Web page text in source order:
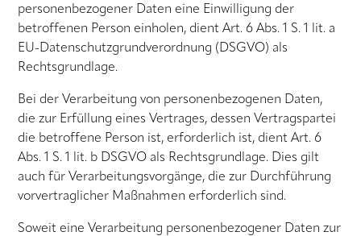
personenbezogener Daten eine Einwilligung der
betroffenen Person einholen, dient Art. 6 Abs. 1 S. 1 lit. a
EU-Datenschutzgrundverordnung (DSGVO) als
Rechtsgrundlage.
Bei der Verarbeitung von personenbezogenen Daten,
die zur Erfüllung eines Vertrages, dessen Vertragspartei
die betroffene Person ist, erforderlich ist, dient Art. 6
Abs. 1 S. 1 lit. b DSGVO als Rechtsgrundlage. Dies gilt
auch für Verarbeitungsvorgänge, die zur Durchführung
vorvertraglicher Maßnahmen erforderlich sind.
Soweit eine Verarbeitung personenbezogener Daten zur